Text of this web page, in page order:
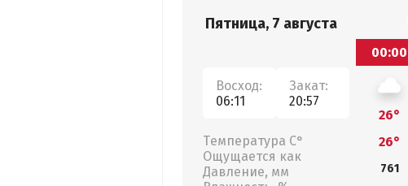
Пятница, 7 августа
Восход:
06:11
Закат:
20:57
Температура С°
Ощущается как
Давление, мм
00:00
26°
26°
761